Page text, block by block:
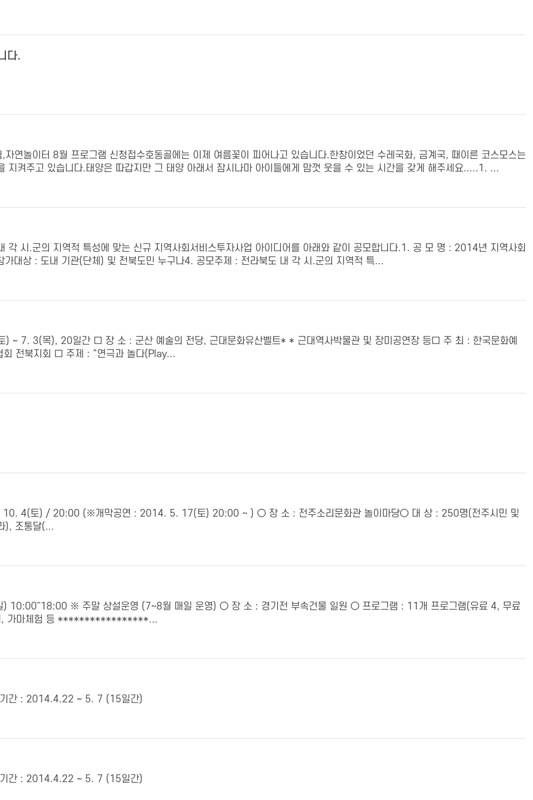
다.
연놀이터 8월 프로그램 신청접수호동골에는 이제 여름꽃이 피어나고 있습니다.한창이었던 수레국화, 금계국, 때이른 코스모스는
지켜주고 있습니다.태양은 따갑지만 그 태양 아래서 잠시나마 아이들에게 맘껏 웃을 수 있는 시간을 갖게 해주세요.....1. ...
시.군의 지역적 특성에 맞는 신규 지역사회서비스투자사업 아이디어를 아래와 같이 공모합니다.1. 공 모 명 : 2014년 지역사회
상 : 도내 기관(단체) 및 전북도민 누구나4. 공모주제 : 전라북도 내 각 시.군의 지역적 특...
7. 3(목), 20일간 □ 장 소 : 군산 예술의 전당, 근대문화유산벨트* * 근대역사박물관 및 장미공연장 등□ 주 최 : 한국문화예
전북지회 □ 주제 : “연극과 놀다(Play...
4(토) / 20:00 (※개막공연 : 2014. 5. 17(토) 20:00 ∼ ) ○ 장 소 : 전주소리문화관 놀이마당○ 대 상 : 250명(전주시민 및
), 조통달(...
10:00～18:00 ※ 주말 상설운영 (7∼8월 매일 운영) ○ 장 소 : 경기전 부속건물 일원 ○ 프로그램 : 11개 프로그램(유료 4, 무료
험, 가마체험 등 *****************...
기간 : 2014.4.22 ~ 5. 7 (15일간)
기간 : 2014.4.22 ~ 5. 7 (15일간)